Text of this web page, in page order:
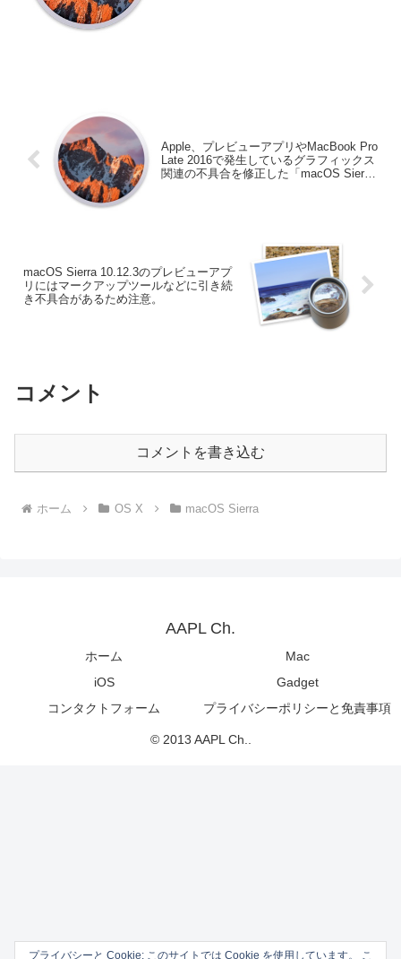
Apple、プレビューアプリやMacBook Pro
Late 2016で発生しているグラフィックス
関連の不具合を修正した「macOS Sierra
macOS Sierra 10.12.3のプレビューアプ
リにはマークアップツールなどに引き続
き不具合があるため注意。
コメント
コメントを書き込む
ホーム OS X macOS Sierra
AAPL Ch.
ホーム
Mac
iOS
Gadget
コンタクトフォーム
プライバシーポリシーと免責事項
© 2013 AAPL Ch..
プライバシーと Cookie: このサイトでは Cookie を使用しています。 こ